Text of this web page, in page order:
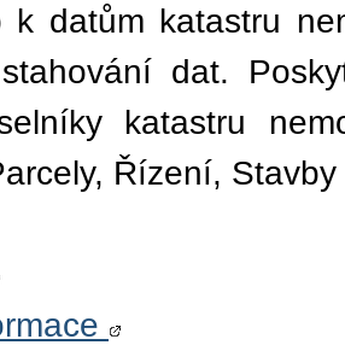
k datům katastru
dat.
katastru
Řízení,